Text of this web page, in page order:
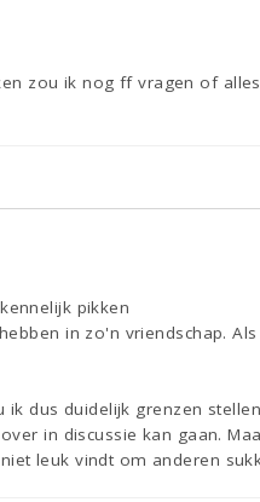
zou ik nog ff vragen of
pikken
in zo'n vriendschap.
dus duidelijk grenzen
in discussie kan gaan.
leuk vindt om anderen